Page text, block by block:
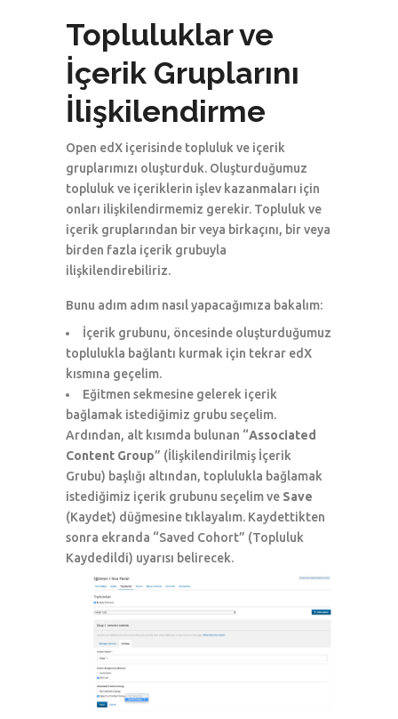
Topluluklar ve
İçerik Gruplarını
İlişkilendirme
Open edX içerisinde topluluk ve içerik
gruplarımızı oluşturduk. Oluşturduğumuz
topluluk ve içeriklerin işlev kazanmaları için
onları ilişkilendirmemiz gerekir. Topluluk ve
içerik gruplarından bir veya birkaçını, bir veya
birden fazla içerik grubuyla
ilişkilendirebiliriz.
Bunu adım adım nasıl yapacağımıza bakalım:
İçerik grubunu, öncesinde oluşturduğumuz
toplulukla bağlantı kurmak için tekrar edX
kısmına geçelim.
Eğitmen sekmesine gelerek içerik
bağlamak istediğimiz grubu seçelim.
Ardından, alt kısımda bulunan “Associated
Content Group” (İlişkilendirilmiş İçerik
Grubu) başlığı altından, toplulukla bağlamak
istediğimiz içerik grubunu seçelim ve Save
(Kaydet) düğmesine tıklayalım. Kaydettikten
sonra ekranda “Saved Cohort” (Topluluk
Kaydedildi) uyarısı belirecek.